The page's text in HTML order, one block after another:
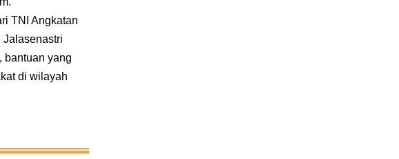
TNI Angkatan
Jalasenastri
bantuan yang
di wilayah